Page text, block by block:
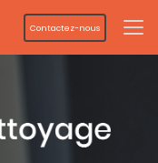
Contactez-nous